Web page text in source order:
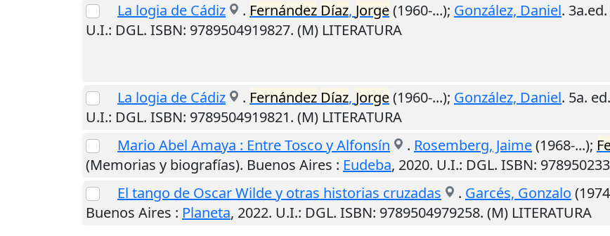
La logia de Cádiz
. Fernández Díaz, Jorge(1960-...); González, Daniel. 3a.ed.
U.I.: DGL. ISBN: 9789504919827. (M) LITERATURA
La logia de Cádiz . Fernández Díaz, Jorge(1960-...); González, Daniel. 5a. ed.
U.I.: DGL. ISBN: 9789504919821. (M) LITERATURA
Mario Abel Amaya : Entre Tosco y Alfonsín
. Rosemberg, Jaime(1968-...);
(Memorias y biografías). Buenos Aires : Eudeba, 2020. U.I.: DGL. ISBN:
El tango de Oscar Wilde y otras historias cruzadas
. Garcés, Gonzalo
Buenos Aires : Planeta, 2022. U.I.: DGL. ISBN: 9789504979258. (M) LITERATURA